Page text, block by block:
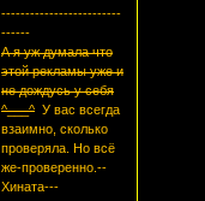
-------------------------
------
А я уж думала что
этой рекламы уже и
не дождусь у себя
^___^ У вас всегда
взаимно, сколько
проверяла. Но всё
же-проверенно.--
Хината---